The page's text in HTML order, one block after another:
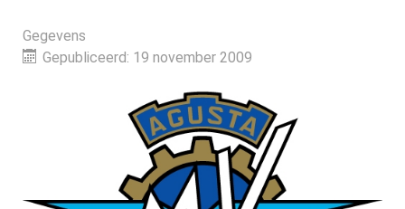
Gegevens
Gepubliceerd: 19 november 2009